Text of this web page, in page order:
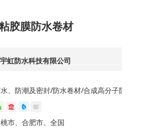
胶膜防水卷材
虹防水科技有限公司
、防潮及密封/防水卷材/合成高分子防水卷材/预铺/湿铺防水卷材(非沥青基)
市、合肥市、全国